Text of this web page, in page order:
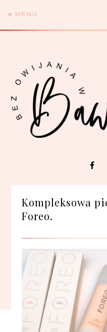
≡ MENU
Kompleksowa
Foreo.